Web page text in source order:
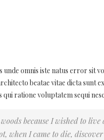
unde omnis iste natus error sit
beatae vitae dicta sunt
qui ratione voluptatem sequi
because I wished to
when I came to die,